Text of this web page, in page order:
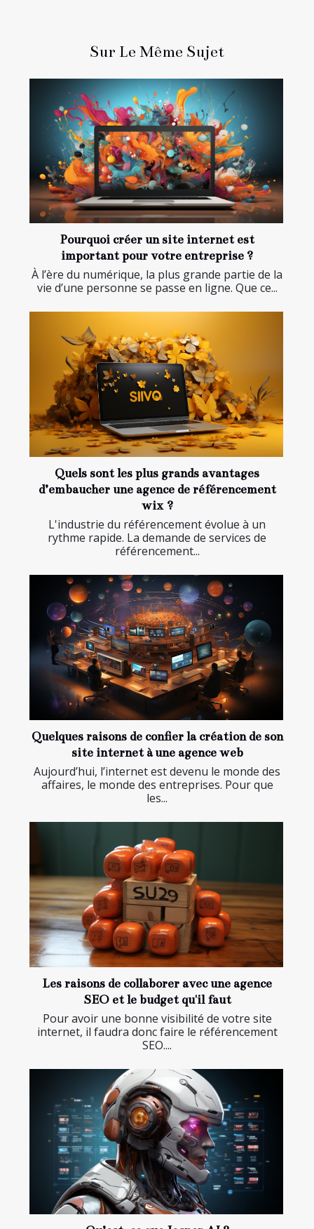
Sur Le Même Sujet
Pourquoi créer un site internet est
important pour votre entreprise ?
À l’ère du numérique, la plus grande partie de la
vie d’une personne se passe en ligne. Que ce...
Quels sont les plus grands avantages
d’embaucher une agence de référencement
wix ?
L'industrie du référencement évolue à un
rythme rapide. La demande de services de
référencement...
Quelques raisons de confier la création de son
site internet à une agence web
Aujourd’hui, l’internet est devenu le monde des
affaires, le monde des entreprises. Pour que
les...
Les raisons de collaborer avec une agence
SEO et le budget qu'il faut
Pour avoir une bonne visibilité de votre site
internet, il faudra donc faire le référencement
SEO....